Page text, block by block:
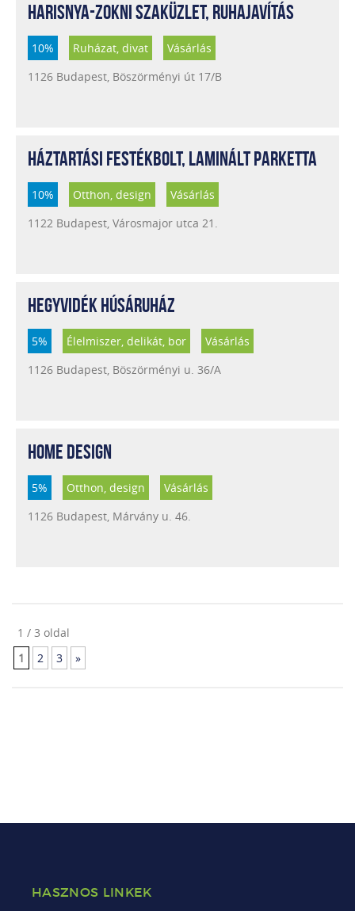
HARISNYA-ZOKNI SZAKÜZLET, RUHAJAVÍTÁS
10% Ruházat, divat
Vásárlás
1126 Budapest, Böszörményi út 17/B
HÁZTARTÁSI FESTÉKBOLT, LAMINÁLT PARKETTA
10% Otthon, design
Vásárlás
1122 Budapest, Városmajor utca 21.
HEGYVIDÉK HÚSÁRUHÁZ
5% Élelmiszer, delikát, bor
Vásárlás
1126 Budapest, Böszörményi u. 36/A
HOME DESIGN
5% Otthon, design
Vásárlás
1126 Budapest, Márvány u. 46.
1 / 3 oldal
1
2 3 »
HASZNOS LINKEK